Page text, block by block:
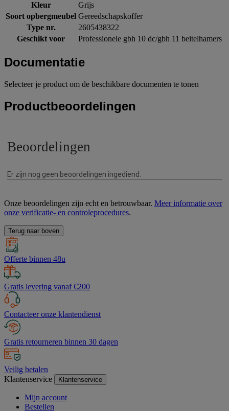
Kleur
Grijs
Soort opbergmeubel Gereedschapskoffer
Type nr.
2605438322
Geschikt voor
Professionele gbh 10 dc/gbh 11 beitelhamers
Documentatie
Selecteer je product om de beschikbare documenten te tonen
Productbeoordelingen
Onze beoordelingen zijn echt en betrouwbaar. Meer informatie over
onze verificatie- en controleprocedures.
Terug naar boven
Offerte binnen 48u
Gratis levering vanaf €200
Contacteer onze klantendienst
Gratis retourneren binnen 30 dagen
Veilig betalen
Klantenservice
Klantenservice
Mijn account
Bestellen